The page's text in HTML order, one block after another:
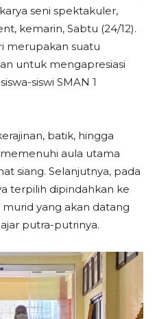
seni spektakuler,
kemarin, Sabtu (24/12).
merupakan suatu
untuk mengapresiasi
siswi SMAN 1
batik, hingga
aula utama
siang. Selanjutnya, pada
terpilih dipindahkan ke
yang akan datang
putra-putrinya.